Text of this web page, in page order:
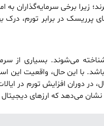
برخی سرمایه‌گذاران به
پرریسک در برابر تورم،
می‌شوند. بسیاری از
با این حال، واقعیت این
در دوران افزایش تورم در
می‌دهد که ارزهای